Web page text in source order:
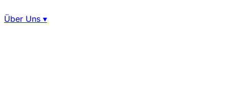
Über Uns ▾